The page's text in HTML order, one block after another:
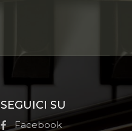
SEGUICI SU
Facebook